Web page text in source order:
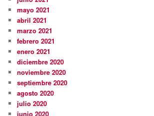
mayo 2021
abril 2021
marzo 2021
febrero 2021
enero 2021
diciembre 2020
noviembre 2020
septiembre 2020
agosto 2020
julio 2020
junio 2020